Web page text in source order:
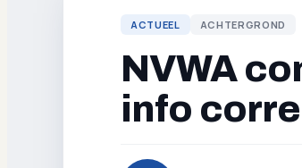
ACTUEEL ACHTERGROND
NVWA
info